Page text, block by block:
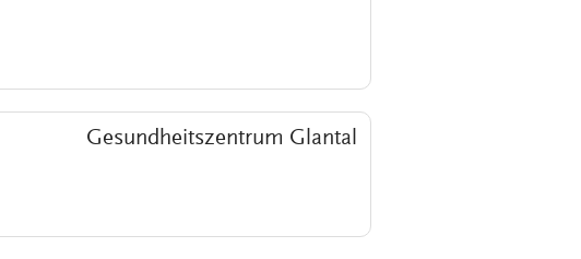
Gesundheitszentrum Glantal